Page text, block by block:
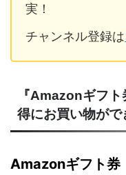
実！
チャンネル登録は
『Amazonギフ
得にお買い物がで
Amazonギフト券